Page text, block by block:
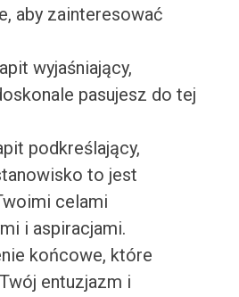
aby zainteresować
wyjaśniający,
pasujesz do tej
podkreślający,
to jest
celami
i aspiracjami.
końcowe, które
entuzjazm i